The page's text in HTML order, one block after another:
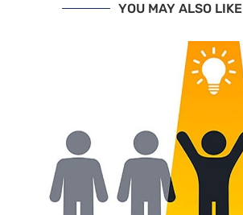
YOU MAY ALSO LIKE